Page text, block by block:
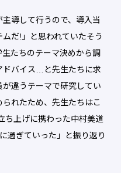
導して行うので、導入当
だ!」と思われていたそう
たちのテーマ決めから調
ドバイス…と先生たちに求
違うテーマで研究してい
れたため、先生たちはこ
上げに携わった中村美道
過ぎていった」と振り返り